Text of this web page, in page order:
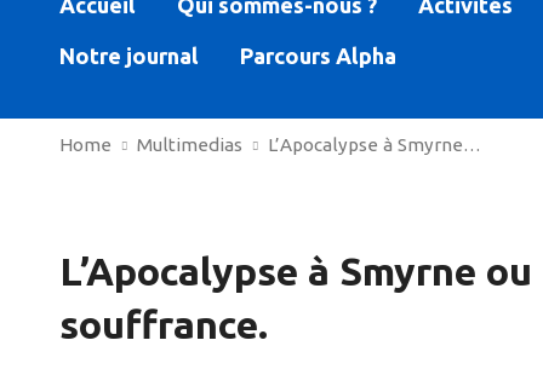
Accueil Qui sommes-nous ? Activités
Notre journal Parcours Alpha
Home Multimedias L’Apocalypse à Smyrne…
L’Apocalypse à Smyrne
souffrance.